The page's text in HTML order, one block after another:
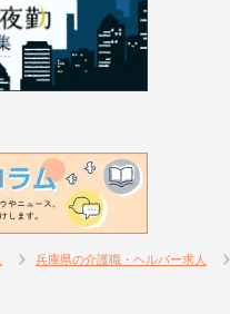
兵庫県の介護職・ヘルパー求人